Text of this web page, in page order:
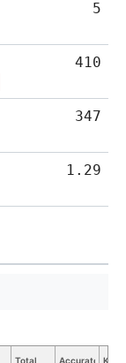
5
410
347
1.29
Total
Accurate
Key